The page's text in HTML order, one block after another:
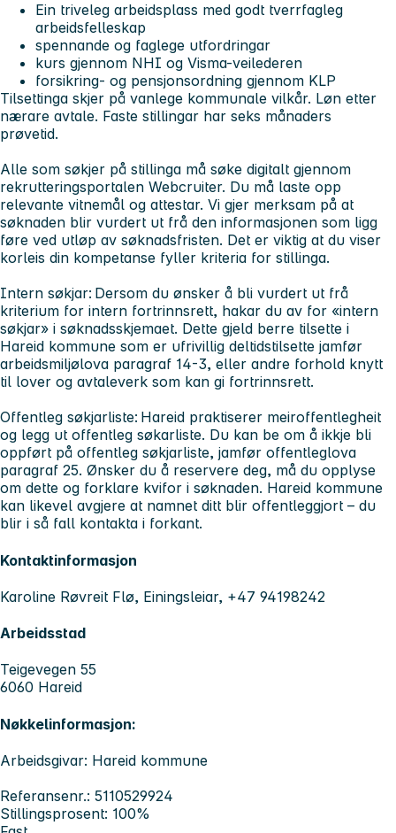
Ein triveleg arbeidsplass med godt tverrfagleg
arbeidsfelleskap
spennande og faglege utfordringar
kurs gjennom NHI og Visma-veilederen
forsikring- og pensjonsordning gjennom KLP
Tilsettinga skjer på vanlege kommunale vilkår. Løn etter
nærare avtale. Faste stillingar har seks månaders
prøvetid.
Alle som søkjer på stillinga må søke digitalt gjennom
rekrutteringsportalen Webcruiter. Du må laste opp
relevante vitnemål og attestar. Vi gjer merksam på at
søknaden blir vurdert ut frå den informasjonen som ligg
føre ved utløp av søknadsfristen. Det er viktig at du viser
korleis din kompetanse fyller kriteria for stillinga.
Intern søkjar: Dersom du ønsker å bli vurdert ut frå
kriterium for intern fortrinnsrett, hakar du av for «intern
søkjar» i søknadsskjemaet. Dette gjeld berre tilsette i
Hareid kommune som er ufrivillig deltidstilsette jamfør
arbeidsmiljølova paragraf 14-3, eller andre forhold knytt
til lover og avtaleverk som kan gi fortrinnsrett.
Offentleg søkjarliste: Hareid praktiserer meiroffentlegheit
og legg ut offentleg søkarliste. Du kan be om å ikkje bli
oppført på offentleg søkjarliste, jamfør offentleglova
paragraf 25. Ønsker du å reservere deg, må du opplyse
om dette og forklare kvifor i søknaden. Hareid kommune
kan likevel avgjere at namnet ditt blir offentleggjort – du
blir i så fall kontakta i forkant.
Kontaktinformasjon
Karoline Røvreit Flø, Einingsleiar, +47 94198242
Arbeidsstad
Teigevegen 55
6060 Hareid
Nøkkelinformasjon:
Arbeidsgivar: Hareid kommune
Referansenr.: 5110529924
Stillingsprosent: 100%